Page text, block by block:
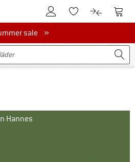
Till kundkontotTill minneslistan.
Till Till
salesale »
Hannes